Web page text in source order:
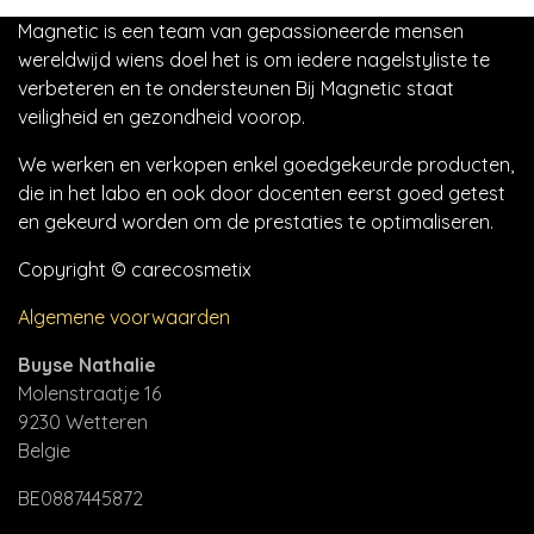
Magnetic is een team van gepassioneerde mensen
wereldwijd wiens doel het is om iedere nagelstyliste te
verbeteren en te ondersteunen Bij Magnetic staat
veiligheid en gezondheid voorop.
We werken en verkopen enkel goedgekeurde producten,
die in het labo en ook door docenten eerst goed getest
en gekeurd worden om de prestaties te optimaliseren.
Copyright © carecosmetix
Algemene voorwaarden
Buyse Nathalie
Molenstraatje 16
9230 Wetteren
Belgie
BE0887445872